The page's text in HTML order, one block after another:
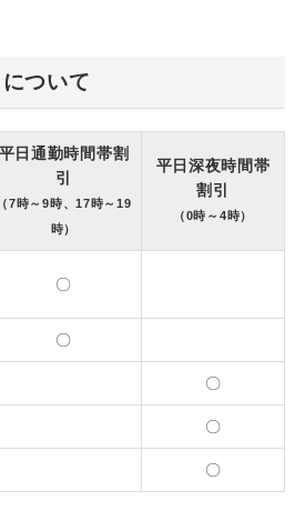
ついて
平日通勤時間帯割
引
（7時～9時、17時～19
時）
平日深夜時間帯
割引
（0時～4時）
〇
〇
〇
〇
〇